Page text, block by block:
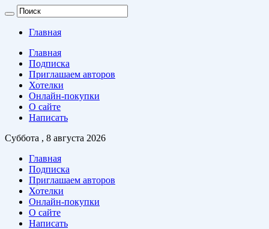
Главная
Главная
Подписка
Приглашаем авторов
Хотелки
Онлайн-покупки
О сайте
Написать
Суббота , 8 августа 2026
Главная
Подписка
Приглашаем авторов
Хотелки
Онлайн-покупки
О сайте
Написать